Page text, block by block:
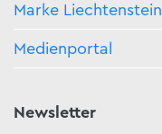
Marke Liechtenstein
Medienportal
Newsletter